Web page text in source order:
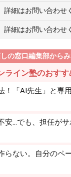
詳細はお問い合わせ
詳細はお問い合わせ
の窓口編集部から
ライン塾のおすす
！「AI先生」と専
安…でも、担任がサ
らない。自分のペ